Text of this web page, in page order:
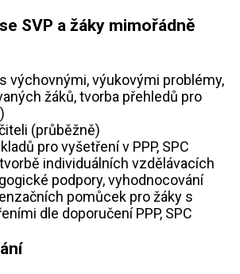
SVP a žáky mimořádně
výchovnými, výukovými problémy,
žáků, tvorba přehledů pro
(průběžně)
pro vyšetření v PPP, SPC
individuálních vzdělávacích
podpory, vyhodnocování
pomůcek pro žáky s
dle doporučení PPP, SPC